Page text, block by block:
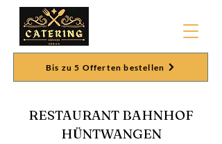
Bis zu 5 Offerten bestellen
RESTAURANT BAHNHOF
HÜNTWANGEN